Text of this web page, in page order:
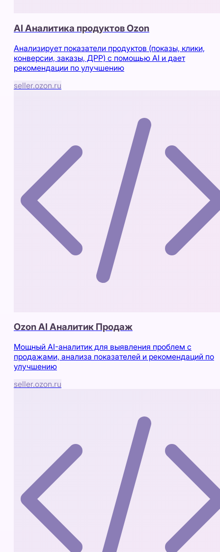
AI Аналитика продуктов Ozon
Анализирует показатели продуктов (показы, клики,
конверсии, заказы, ДРР) с помощью AI и дает
рекомендации по улучшению
seller.ozon.ru
Ozon AI Аналитик Продаж
Мощный AI-аналитик для выявления проблем с
продажами, анализа показателей и рекомендаций по
улучшению
seller.ozon.ru